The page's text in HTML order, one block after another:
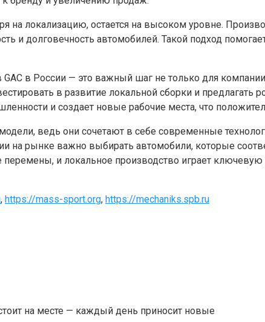
на локализацию, остается на высоком уровне.
и долговечность автомобилей. Такой подход
в России — это важный шаг не только для
в развитие локальной сборки и
и создает новые рабочие места, что
ведь они сочетают в себе современные
на рынке важно выбирать автомобили, которые
и локальное производство играет
, https://mass-sport.org, https://mechaniks.spb.ru
на месте — каждый день приносит новые